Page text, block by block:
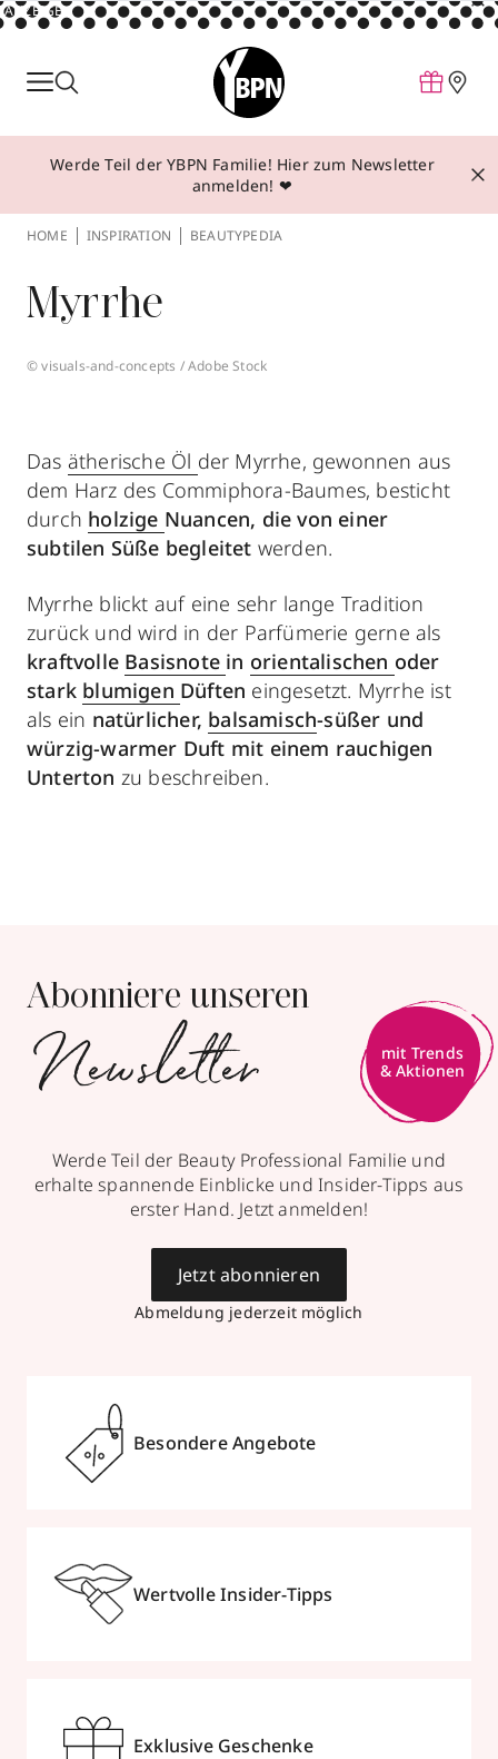
ANZEIGE
Parfum
Make-up
Behandlungen
Über YBPN
Aktionen
Werde Teil der YBPN Familie! Hier zum Newsletter
anmelden! ❤
HOME INSPIRATION BEAUTYPEDIA
Myrrhe
© visuals-and-concepts / Adobe Stock
Das ätherische Öl der Myrrhe, gewonnen aus
dem Harz des Commiphora-Baumes, besticht
durch holzige Nuancen, die von einer
subtilen Süße begleitet werden.
Myrrhe blickt auf eine sehr lange Tradition
zurück und wird in der Parfümerie gerne als
kraftvolle Basisnote in orientalischen oder
stark blumigen Düften eingesetzt. Myrrhe ist
als ein natürlicher, balsamisch-süßer und
würzig-warmer Duft mit einem rauchigen
Unterton zu beschreiben.
Abonniere unseren
Newsletter
mit Trends
& Aktionen
Werde Teil der Beauty Professional Familie und
erhalte spannende Einblicke und Insider-Tipps aus
erster Hand. Jetzt anmelden!
Abmeldung jederzeit möglich
Jetzt abonnieren
Besondere Angebote
Wertvolle Insider-Tipps
Exklusive Geschenke